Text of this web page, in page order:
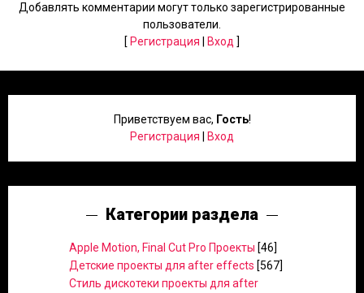
Добавлять комментарии могут только зарегистрированные
пользователи.
[ Регистрация Вход ]
Приветствуем вас, Гость!
Регистрация
Вход
Категории раздела
Apple Motion, Final Cut Pro Проекты [46]
Детские проекты для after effects [567]
Стиль дискотеки проекты для after